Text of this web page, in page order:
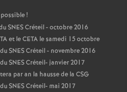
!
SNESCréteil - octobre 2016
et leCETA le samedi 15 octobre
SNESCréteil - novembre 2016
SNESCréteil- janvier 2017
par an la hausse de la CSG
SNESCréteil- mai 2017